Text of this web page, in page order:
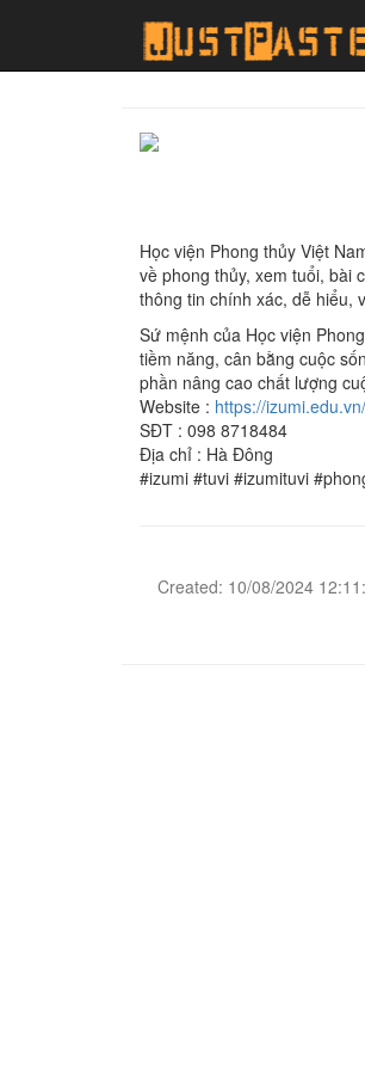
Học viện Phong thủy Việt
về phong thủy, xem tuổi, bài
thông tin chính xác, dễ hiểu,
Sứ mệnh của Học viện
tiềm năng, cân bằng cuộc
phần nâng cao chất lượng
Website : https://izumi.edu.vn/
SĐT : 098 8718484
Địa chỉ : Hà Đông
#izumi #tuvi #izumituvi
Created: 10/08/2024